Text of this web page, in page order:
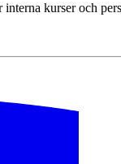
kurser och